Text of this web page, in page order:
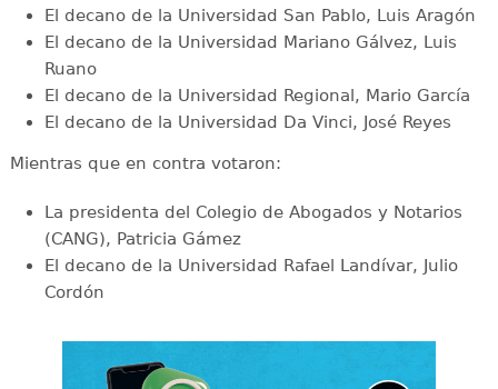
El decano de la Universidad San Pablo, Luis Aragón
El decano de la Universidad Mariano Gálvez, Luis
Ruano
El decano de la Universidad Regional, Mario García
El decano de la Universidad Da Vinci, José Reyes
Mientras que en contra votaron:
La presidenta del Colegio de Abogados y Notarios
(CANG), Patricia Gámez
El decano de la Universidad Rafael Landívar, Julio
Cordón